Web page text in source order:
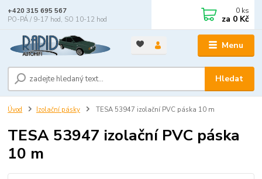
Menu
Hledat
+420 315 695 567
PO-PÁ / 9-17 hod, SO 10-12 hod
0 ks
za 0 Kč
Úvod Izolační pásky TESA 53947 izolační PVC páska 10 m
TESA 53947 izolační PVC páska
10 m